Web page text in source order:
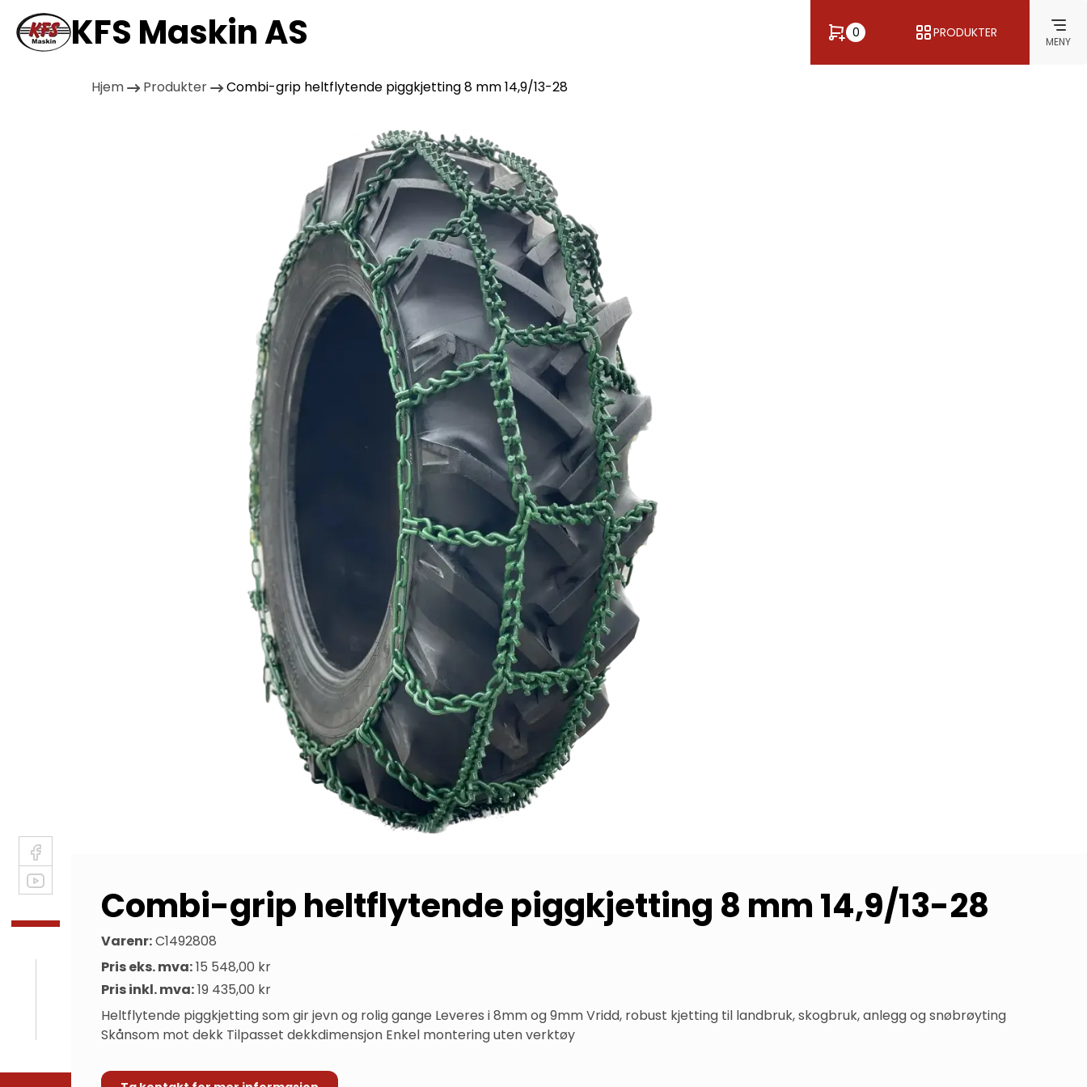
KFS Maskin AS 0 PRODUKTER
MENY
Hjem Produkter Combi-grip heltflytende piggkjetting 8 mm 14,9/13-28
Combi-grip heltflytende piggkjetting 8 mm 14,9/13-28
Varenr:C1492808
Pris eks. mva:15 548,00 kr
Pris inkl. mva:19 435,00 kr
Heltflytende piggkjetting som gir jevn og rolig gange Leveres i 8mm og 9mm Vridd, robust kjetting til landbruk, skogbruk, anlegg og snøbrøyting
Skånsom mot dekk Tilpasset dekkdimensjon Enkel montering uten verktøy